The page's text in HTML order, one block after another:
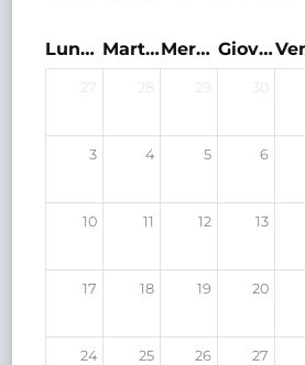
Lunedì Martedì Mercoledì Giovedì
27 28 29 30
3 4 5 6
10 11 12 13
17 18 19 20
24 25 26 27